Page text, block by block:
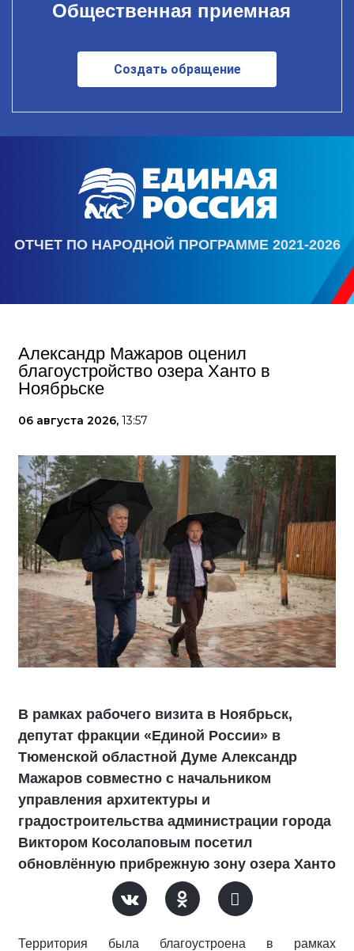
Общественная приемная
Создать обращение
ОТЧЕТ ПО НАРОДНОЙ ПРОГРАММЕ 2021-2026
Александр Мажаров оценил
благоустройство озера Ханто в
Ноябрьске
06 августа 2026, 13:57
В рамках рабочего визита в Ноябрьск,
депутат фракции «Единой России» в
Тюменской областной Думе Александр
Мажаров совместно с начальником
управления архитектуры и
градостроительства администрации города
Виктором Косолаповым посетил
обновлённую прибрежную зону озера Ханто
Территория была благоустроена в рамках